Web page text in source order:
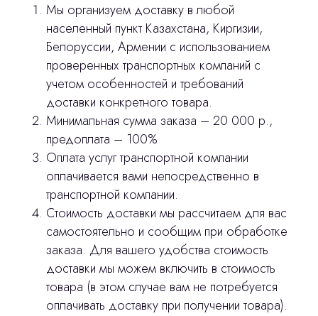
Мы организуем доставку в любой
населенный пункт Казахстана, Киргизии,
Белоруссии, Армении с использованием
проверенных транспортных компаний с
учетом особенностей и требований
доставки конкретного товара.
Минимальная сумма заказа – 20 000 р.,
предоплата – 100%
Оплата услуг транспортной компании
оплачивается вами непосредственно в
транспортной компании.
Стоимость доставки мы рассчитаем для вас
самостоятельно и сообщим при обработке
заказа. Для вашего удобства стоимость
доставки мы можем включить в стоимость
товара (в этом случае вам не потребуется
оплачивать доставку при получении товара).
сделано
Лицензирование
Изготовление хирургических шаблонов
Политика конфиденциальности
stasicus